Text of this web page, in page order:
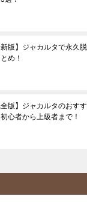
新版】ジャカルタで永久
め！
全版】ジャカルタのおす
心者から上級者まで！